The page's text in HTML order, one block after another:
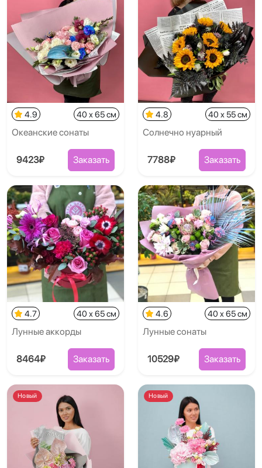
4.9 40 x 65 см
Океанские сонаты
9423₽ Заказать
4.8 40 x 55 см
Солнечно нуарный
7788₽ Заказать
4.7 40 x 65 см
Лунные аккорды
8464₽ Заказать
4.6 40 x 65 см
Лунные сонаты
10529₽ Заказать
Новый Новый